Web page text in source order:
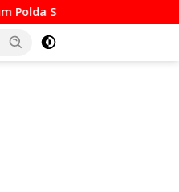
Operasi Pekat dan Sikat